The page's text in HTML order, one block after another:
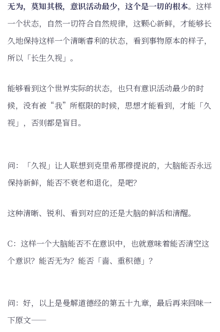
无为，莫知其极，意识活动最少，这个是一切的根本。这样
一个状态，自然一切符合自然规律，这颗心新鲜，才能够长
久地保持这样一个清晰睿利的状态，看到事物原本的样子，
所以「长生久视」。
能够看到这个世界实际的状态，也只有意识活动最少的时
候，没有被“我”所框限的时候，思想才能看到，才能「久
视」，否则都是盲目。
问：「久视」让人联想到克里希那穆提说的，大脑能否永远
保持新鲜，能否不衰老和退化，是吧？
这种清晰、锐利、看到对应的还是大脑的鲜活和清醒。
C：这样一个大脑能否不在意识中，也就意味着能否清空这
个意识？能否无为？能否「啬、重积德」？
问：好，以上是曼解道德经的第五十九章，最后再来回味一
下原文——